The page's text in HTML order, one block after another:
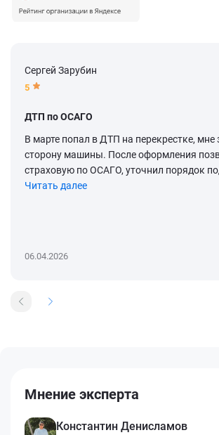
Сергей Зарубин
5
ДТП по ОСАГО
В марте попал в ДТП на перекрестке, мне
сторону машины. После оформления
страховую по ОСАГО, уточнил порядок
Читать далее
06.04.2026
Мнение эксперта
Константин Денисламов